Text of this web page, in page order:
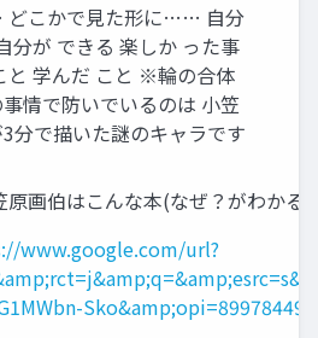
こかで見た形に…… 自分
分が できる 楽しか った事
と 学んだ こと ※輪の合体
情で防いでいるのは 小笠
分で描いた謎のキャラです
原画伯はこんな本(なぜ？がわか
www.google.com/url?
Sko&amp;opi=89978449